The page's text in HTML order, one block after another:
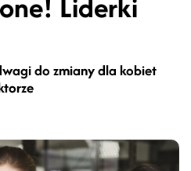
do zmiany dla kobiet